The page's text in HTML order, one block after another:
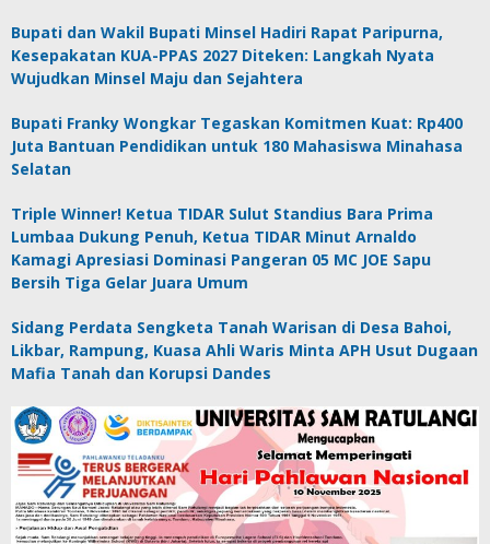
Bupati dan Wakil Bupati Minsel Hadiri Rapat Paripurna,
Kesepakatan KUA-PPAS 2027 Diteken: Langkah Nyata
Wujudkan Minsel Maju dan Sejahtera
Bupati Franky Wongkar Tegaskan Komitmen Kuat: Rp400
Juta Bantuan Pendidikan untuk 180 Mahasiswa Minahasa
Selatan
Triple Winner! Ketua TIDAR Sulut Standius Bara Prima
Lumbaa Dukung Penuh, Ketua TIDAR Minut Arnaldo
Kamagi Apresiasi Dominasi Pangeran 05 MC JOE Sapu
Bersih Tiga Gelar Juara Umum
Sidang Perdata Sengketa Tanah Warisan di Desa Bahoi,
Likbar, Rampung, Kuasa Ahli Waris Minta APH Usut Dugaan
Mafia Tanah dan Korupsi Dandes